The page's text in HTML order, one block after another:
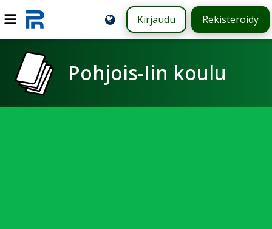
Kirjaudu Rekisteröidy
Pohjois-Iin koulu